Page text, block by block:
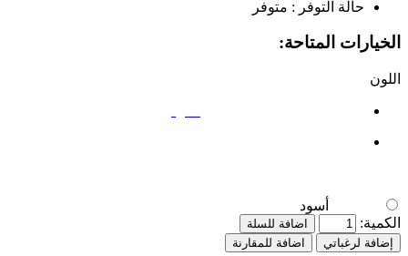
حالة التوفر : متوفر
الخيارات المتاحة:
اللون
أسود
الكمية:
اضافة للسلة
إضافة لرغباتي
اضافة للمقارنة